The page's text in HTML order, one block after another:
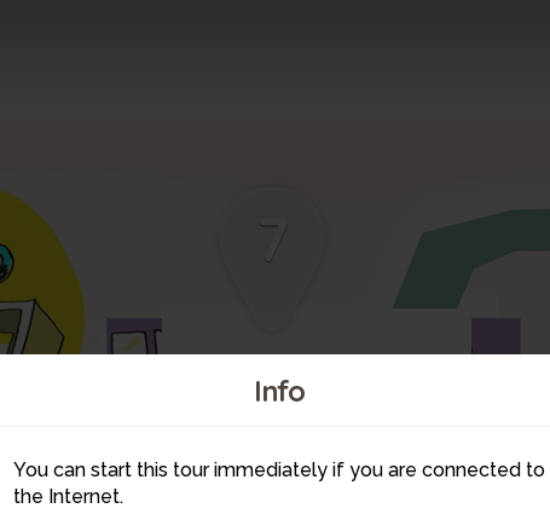
Info
You can start this tour immediately if you are connected to
the Internet.
7